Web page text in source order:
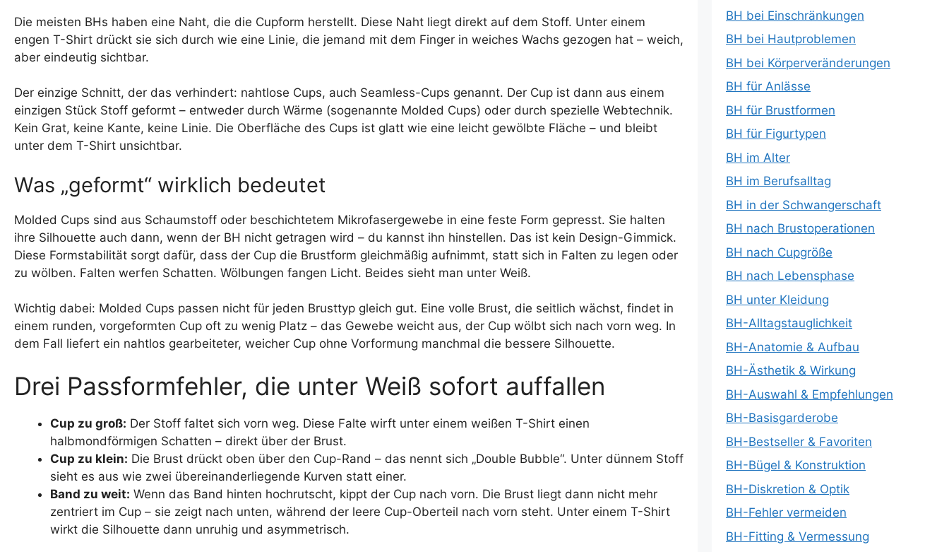
Die meisten BHs haben eine Naht, die die Cupform herstellt. Diese Naht liegt direkt auf dem Stoff. Unter einem
engen T-Shirt drückt sie sich durch wie eine Linie, die jemand mit dem Finger in weiches Wachs gezogen hat – weich,
aber eindeutig sichtbar.
Der einzige Schnitt, der das verhindert: nahtlose Cups, auch Seamless-Cups genannt. Der Cup ist dann aus einem
einzigen Stück Stoff geformt – entweder durch Wärme (sogenannte Molded Cups) oder durch spezielle Webtechnik.
Kein Grat, keine Kante, keine Linie. Die Oberfläche des Cups ist glatt wie eine leicht gewölbte Fläche – und bleibt
unter dem T-Shirt unsichtbar.
Was „geformt“ wirklich bedeutet
Molded Cups sind aus Schaumstoff oder beschichtetem Mikrofasergewebe in eine feste Form gepresst. Sie halten
ihre Silhouette auch dann, wenn der BH nicht getragen wird – du kannst ihn hinstellen. Das ist kein Design-Gimmick.
Diese Formstabilität sorgt dafür, dass der Cup die Brustform gleichmäßig aufnimmt, statt sich in Falten zu legen oder
zu wölben. Falten werfen Schatten. Wölbungen fangen Licht. Beides sieht man unter Weiß.
Wichtig dabei: Molded Cups passen nicht für jeden Brusttyp gleich gut. Eine volle Brust, die seitlich wächst, findet in
einem runden, vorgeformten Cup oft zu wenig Platz – das Gewebe weicht aus, der Cup wölbt sich nach vorn weg. In
dem Fall liefert ein nahtlos gearbeiteter, weicher Cup ohne Vorformung manchmal die bessere Silhouette.
Drei Passformfehler, die unter Weiß sofort auffallen
Cup zu groß: Der Stoff faltet sich vorn weg. Diese Falte wirft unter einem weißen T-Shirt einen
halbmondförmigen Schatten – direkt über der Brust.
Cup zu klein: Die Brust drückt oben über den Cup-Rand – das nennt sich „Double Bubble“. Unter dünnem Stoff
sieht es aus wie zwei übereinanderliegende Kurven statt einer.
Band zu weit: Wenn das Band hinten hochrutscht, kippt der Cup nach vorn. Die Brust liegt dann nicht mehr
zentriert im Cup – sie zeigt nach unten, während der leere Cup-Oberteil nach vorn steht. Unter einem T-Shirt
wirkt die Silhouette dann unruhig und asymmetrisch.
BH bei Einschränkungen
BH bei Hautproblemen
BH bei Körperveränderungen
BH für Anlässe
BH für Brustformen
BH für Figurtypen
BH im Alter
BH im Berufsalltag
BH in der Schwangerschaft
BH nach Brustoperationen
BH nach Cupgröße
BH nach Lebensphase
BH unter Kleidung
BH-Alltagstauglichkeit
BH-Anatomie & Aufbau
BH-Ästhetik & Wirkung
BH-Auswahl & Empfehlungen
BH-Basisgarderobe
BH-Bestseller & Favoriten
BH-Bügel & Konstruktion
BH-Diskretion & Optik
BH-Fehler vermeiden
BH-Fitting & Vermessung